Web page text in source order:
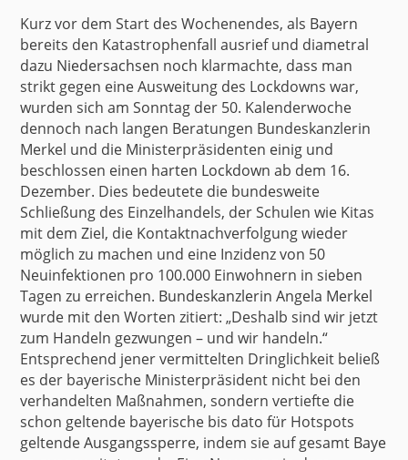
Kurz vor dem Start des Wochenendes, als Bayern
bereits den Katastrophenfall ausrief und diametral
dazu Niedersachsen noch klarmachte, dass man
strikt gegen eine Ausweitung des Lockdowns war,
wurden sich am Sonntag der 50. Kalenderwoche
dennoch nach langen Beratungen Bundeskanzlerin
Merkel und die Ministerpräsidenten einig und
beschlossen einen harten Lockdown ab dem 16.
Dezember. Dies bedeutete die bundesweite
Schließung des Einzelhandels, der Schulen wie Kitas
mit dem Ziel, die Kontaktnachverfolgung wieder
möglich zu machen und eine Inzidenz von 50
Neuinfektionen pro 100.000 Einwohnern in sieben
Tagen zu erreichen. Bundeskanzlerin Angela Merkel
wurde mit den Worten zitiert: „Deshalb sind wir jetzt
zum Handeln gezwungen – und wir handeln.“
Entsprechend jener vermittelten Dringlichkeit beließ
es der bayerische Ministerpräsident nicht bei den
verhandelten Maßnahmen, sondern vertiefte die
schon geltende bayerische bis dato für Hotspots
geltendeAusgangssperre, indem sie auf gesamt Baye